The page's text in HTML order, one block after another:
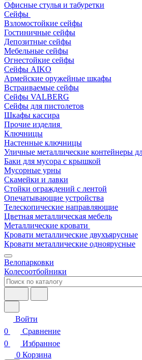
Офисные стулья и табуретки
Сейфы
Взломостойкие сейфы
Гостиничные сейфы
Депозитные сейфы
Мебельные сейфы
Огнестойкие сейфы
Сейфы AIKO
Армейские оружейные шкафы
Встраиваемые сейфы
Сейфы VALBERG
Сейфы для пистолетов
Шкафы кассира
Прочие изделия
Ключницы
Настенные ключницы
Уличные металлические контейнеры
Баки для мусора с крышкой
Мусорные урны
Скамейки и лавки
Стойки ограждений с лентой
Опечатывающие устройства
Телескопические направляющие
Цветная металлическая мебель
Металлические кровати
Кровати металлические двухъярусные
Кровати металлические одноярусные
Велопарковки
Колесоотбойники
Войти
0
Сравнение
0
Избранное
0 Корзина